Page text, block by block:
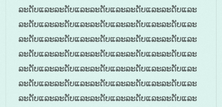
ລະດັບແລະລະດັບແລະລະດັບແລະລະດັບແລະລະດັບແລະ
ລະດັບແລະລະດັບແລະລະດັບແລະລະດັບແລະລະດັບແລະ
ລະດັບແລະລະດັບແລະລະດັບແລະລະດັບແລະລະດັບແລະ
ລະດັບແລະລະດັບແລະລະດັບແລະລະດັບແລະລະດັບແລະ
ລະດັບແລະລະດັບແລະລະດັບແລະລະດັບແລະລະດັບແລະ
ລະດັບແລະລະດັບແລະລະດັບແລະລະດັບແລະລະດັບແລະ
ລະດັບແລະລະດັບແລະລະດັບແລະລະດັບແລະລະດັບແລະ